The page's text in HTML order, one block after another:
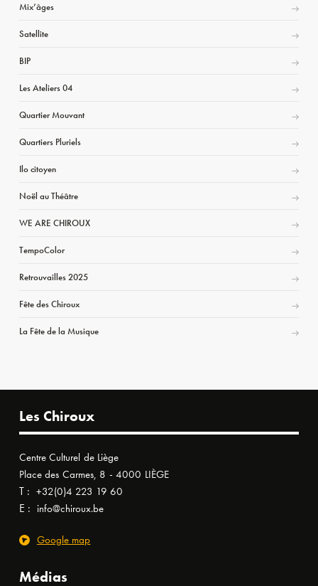
Mix’âges
Satellite
BIP
Les Ateliers 04
Quartier Mouvant
Quartiers Pluriels
Ilo citoyen
Noël au Théâtre
WE ARE CHIROUX
TempoColor
Retrouvailles 2025
Fête des Chiroux
La Fête de la Musique
Les Chiroux
Centre Culturel de Liège
Place des Carmes, 8 - 4000 LIÈGE
T : +32(0)4 223 19 60
E : info@chiroux.be
Google map
Médias